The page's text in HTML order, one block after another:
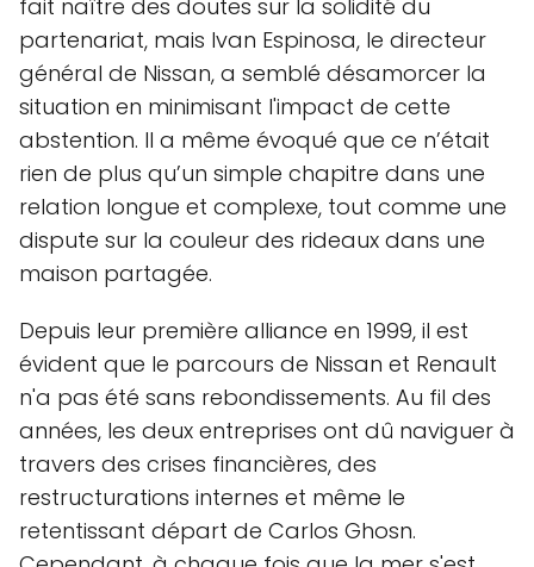
fait naître des doutes sur la solidité du
partenariat, mais Ivan Espinosa, le directeur
général de Nissan, a semblé désamorcer la
situation en minimisant l'impact de cette
abstention. Il a même évoqué que ce n’était
rien de plus qu’un simple chapitre dans une
relation longue et complexe, tout comme une
dispute sur la couleur des rideaux dans une
maison partagée.
Depuis leur première alliance en 1999, il est
évident que le parcours de Nissan et Renault
n'a pas été sans rebondissements. Au fil des
années, les deux entreprises ont dû naviguer à
travers des crises financières, des
restructurations internes et même le
retentissant départ de Carlos Ghosn.